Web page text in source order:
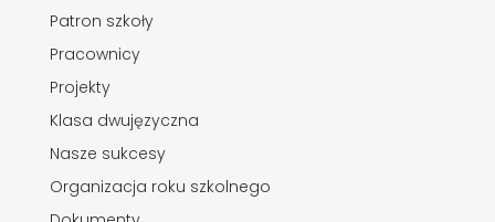
Patron szkoły
Pracownicy
Projekty
Klasa dwujęzyczna
Nasze sukcesy
Organizacja roku szkolnego